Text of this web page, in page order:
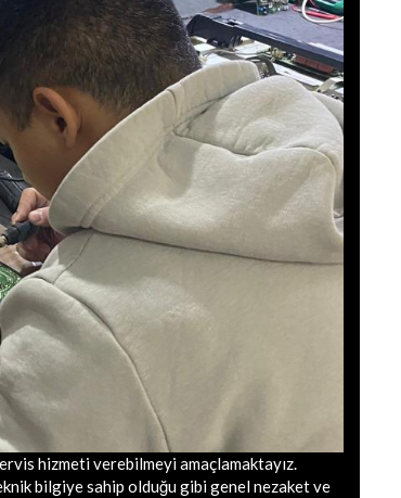
hizmeti verebilmeyi amaçlamaktayız.
bilgiye sahip olduğu gibi genel nezaket ve